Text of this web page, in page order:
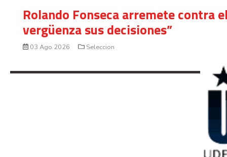
Rolando Fonseca arremete contra
vergüenza sus decisiones”
03 Ago 2026 Seleccion